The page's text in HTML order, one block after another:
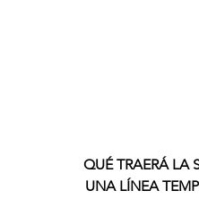
QUÉ TRAERÁ LA
UNA LÍNEA